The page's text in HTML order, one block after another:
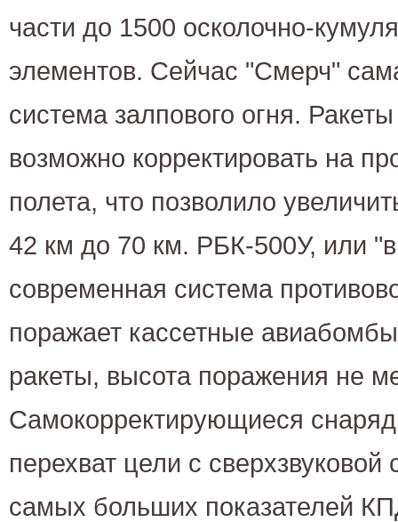
части до 1500 осколочно-
элементов. Сейчас "Смерч"
система залпового огня.
возможно корректировать на
полета, что позволило
42 км до 70 км. РБК-500У, или
современная система
поражает кассетные
ракеты, высота поражения не
Самокорректирующиеся
перехват цели с
самых больших показателей